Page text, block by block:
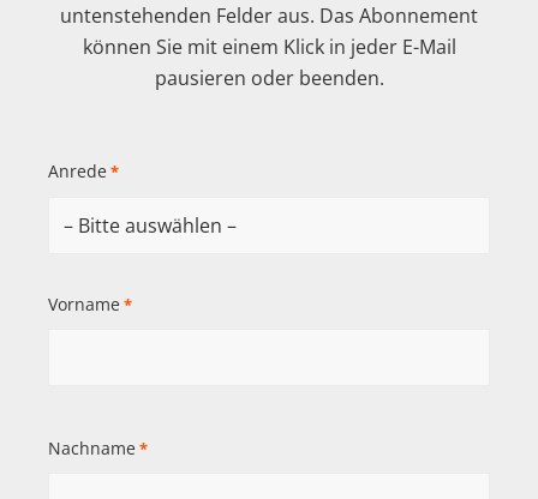
untenstehenden Felder aus. Das Abonnement
können Sie mit einem Klick in jeder E-Mail
pausieren oder beenden.
Anrede *
Vorname *
Nachname *